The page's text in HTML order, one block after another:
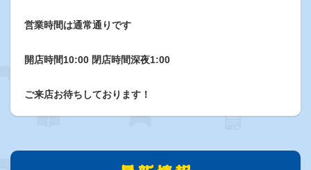
営業時間は通常通りです
開店時間10:00 閉店時間深夜1:00
ご来店お待ちしております！